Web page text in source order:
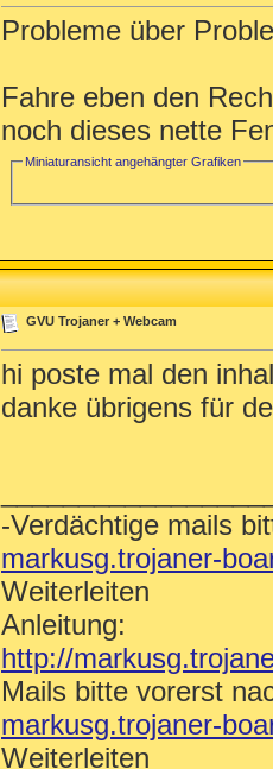
Probleme über
Fahre eben den
noch dieses nette
Miniaturansicht angehängter Grafiken
GVU Trojaner + Webcam
hi poste mal den
danke übrigens für
-Verdächtige mails
markusg.trojaner-
Weiterleiten
Anleitung:
http://
Mails bitte vorerst
markusg.trojaner-
Weiterleiten